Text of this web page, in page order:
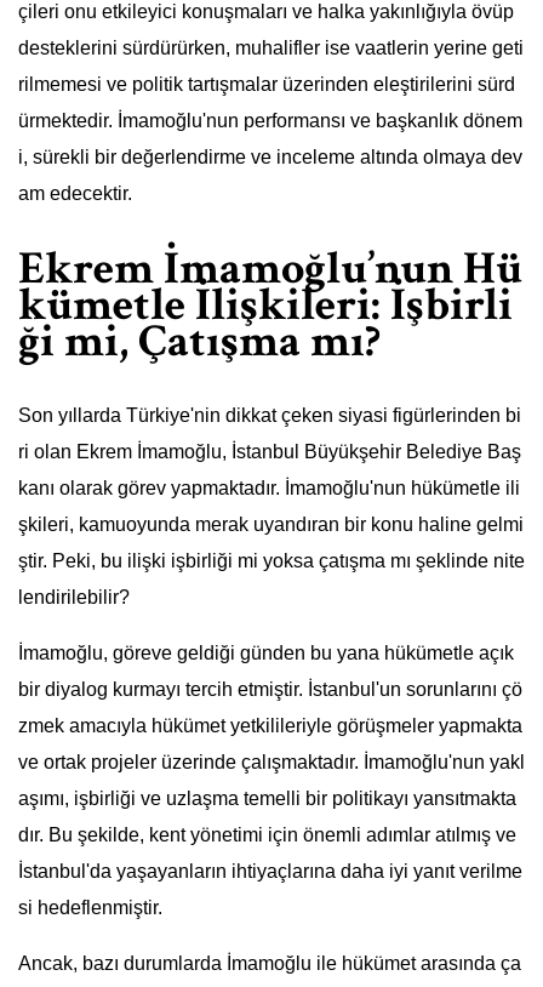
çileri onu etkileyici konuşmaları ve halka yakınlığıyla övüp
desteklerini sürdürürken, muhalifler ise vaatlerin yerine geti
rilmemesi ve politik tartışmalar üzerinden eleştirilerini sürd
ürmektedir. İmamoğlu'nun performansı ve başkanlık dönem
i, sürekli bir değerlendirme ve inceleme altında olmaya dev
am edecektir.
Ekrem İmamoğlu’nun Hü
kümetle İlişkileri: İşbirli
ği mi, Çatışma mı?
Son yıllarda Türkiye'nin dikkat çeken siyasi figürlerinden bi
ri olan Ekrem İmamoğlu, İstanbul Büyükşehir Belediye Baş
kanı olarak görev yapmaktadır. İmamoğlu'nun hükümetle ili
şkileri, kamuoyunda merak uyandıran bir konu haline gelmi
ştir. Peki, bu ilişki işbirliği mi yoksa çatışma mı şeklinde nite
lendirilebilir?
İmamoğlu, göreve geldiği günden bu yana hükümetle açık
bir diyalog kurmayı tercih etmiştir. İstanbul'un sorunlarını çö
zmek amacıyla hükümet yetkilileriyle görüşmeler yapmakta
ve ortak projeler üzerinde çalışmaktadır. İmamoğlu'nun yakl
aşımı, işbirliği ve uzlaşma temelli bir politikayı yansıtmakta
dır. Bu şekilde, kent yönetimi için önemli adımlar atılmış ve
İstanbul'da yaşayanların ihtiyaçlarına daha iyi yanıt verilme
si hedeflenmiştir.
Ancak, bazı durumlarda İmamoğlu ile hükümet arasında ça